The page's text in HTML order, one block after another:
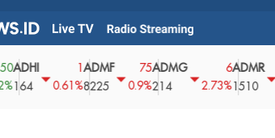
0.61%
ADMF
8225
75
0.9%
ADMG
214
2.73%
ADMR
1510
60
3.82%